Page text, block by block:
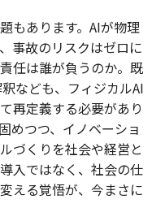
もあります。AIが物理
事故のリスクはゼロに
任は誰が負うのか。既
なども、フィジカルAI
再定義する必要があり
めつつ、イノベーショ
づくりを社会や経営と
入ではなく、社会の仕
える覚悟が、今まさに